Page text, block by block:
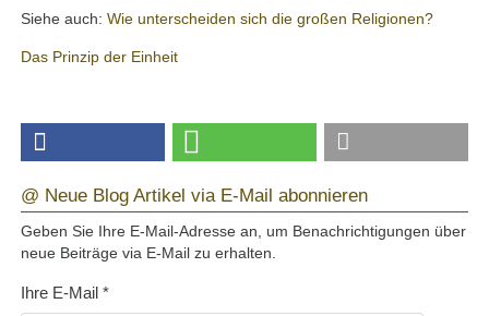
Siehe auch:Wie unterscheiden sich die großen Religionen?
Das Prinzip der Einheit
@ Neue Blog Artikel via E-Mail abonnieren
Geben Sie Ihre E-Mail-Adresse an, um Benachrichtigungen über
neue Beiträge via E-Mail zu erhalten.
Ihre E-Mail*